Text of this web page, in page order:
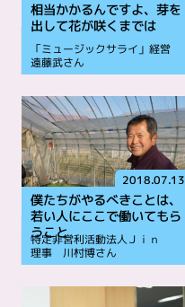
相当かかるんですよ、芽を
出して花が咲くまでは
「ミュージックサライ」経営
遠藤武さん
2018.07.13
僕たちがやるべきことは、
若い人にここで働いてもら
うこと
特定非営利活動法人Ｊｉｎ
理事 川村博さん